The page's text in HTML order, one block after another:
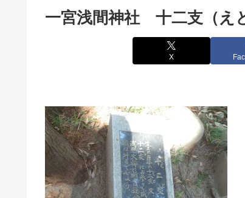
一宮浅間神社 十二支（え
X